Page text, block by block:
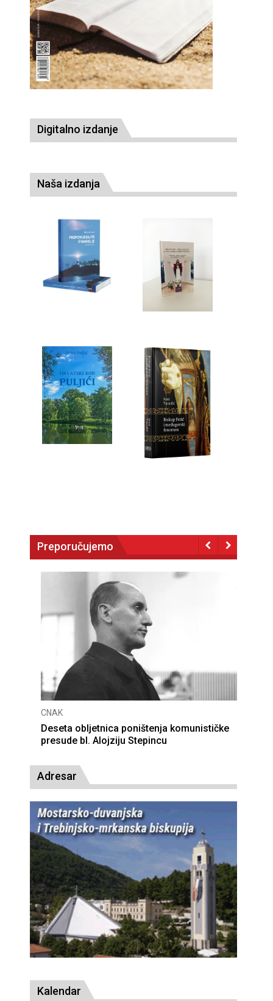
Digitalno izdanje
Naša izdanja
Preporučujemo
CNAK
Deseta obljetnica poništenja komunističke
presude bl. Alojziju Stepincu
Adresar
Kalendar